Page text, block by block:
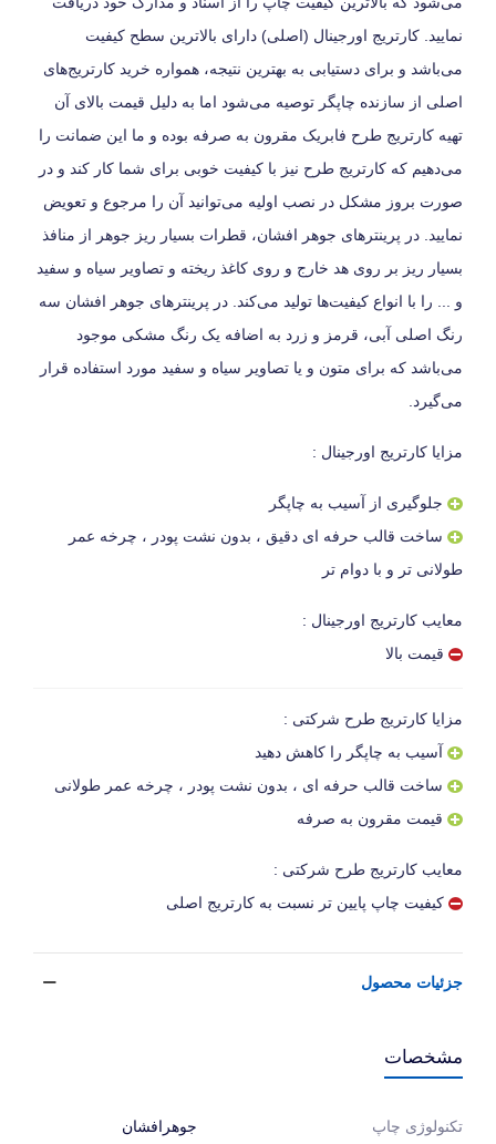
نمایید. کارتریج اورجینال (اصلی) دارای بالاترین سطح کیفیت
می‌باشد و برای دستیابی به بهترین نتیجه، همواره خرید کارتریج‌های
اصلی از سازنده چاپگر توصیه می‌شود اما به دلیل قیمت بالای آن
تهیه کارتریج طرح فابریک مقرون به صرفه بوده و ما این ضمانت را
می‌دهیم که کارتریج طرح نیز با کیفیت خوبی برای شما کار کند و در
صورت بروز مشکل در نصب اولیه می‌توانید آن را مرجوع و تعویض
نمایید. در پرینترهای جوهر افشان، قطرات بسیار ریز جوهر از منافذ
بسیار ریز بر روی هد خارج و روی کاغذ ریخته و تصاویر سیاه و سفید
و ... را با انواع کیفیت‌ها تولید می‌کند. در پرینترهای جوهر افشان سه
رنگ اصلی آبی، قرمز و زرد به اضافه یک رنگ مشکی موجود
می‌باشد که برای متون و یا تصاویر سیاه و سفید مورد استفاده قرار
می‌گیرد.
مزایا کارتریج اورجینال :
جلوگیری از آسیب به چاپگر
ساخت قالب حرفه ای دقیق ، بدون نشت پودر ، چرخه عمر
طولانی تر و با دوام تر
معایب کارتریج اورجینال :
قیمت بالا
مزایا کارتریج طرح شرکتی :
آسیب به چاپگر را کاهش دهید
ساخت قالب حرفه ای ، بدون نشت پودر ، چرخه عمر طولانی
قیمت مقرون به صرفه
معایب کارتریج طرح شرکتی :
کیفیت چاپ پایین تر نسبت به کارتریج اصلی
جزئیات محصول
مشخصات
تکنولوژی چاپ جوهرافشان